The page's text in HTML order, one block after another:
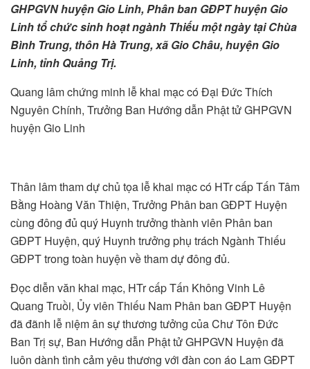
GHPGVN huyện Gio Linh, Phân ban GĐPT huyện Gio
Linh tổ chức sinh hoạt ngành Thiếu một ngày tại Chùa
Bình Trung, thôn Hà Trung, xã Gio Châu, huyện Gio
Linh, tỉnh Quảng Trị.
Quang lâm chứng minh lễ khai mạc có Đại Đức Thích
Nguyên Chính, Trưởng Ban Hướng dẫn Phật tử GHPGVN
huyện Gio Linh
Thân lâm tham dự chủ tọa lễ khai mạc có HTr cấp Tấn Tâm
Bằng Hoàng Văn Thiện, Trưởng Phân ban GĐPT Huyện
cùng đông đủ quý Huynh trưởng thành viên Phân ban
GĐPT Huyện, quý Huynh trưởng phụ trách Ngành Thiếu
GĐPT trong toàn huyện về tham dự đông đủ.
Đọc diễn văn khai mạc, HTr cấp Tấn Không Vinh Lê
Quang Truồi, Ủy viên Thiếu Nam Phân ban GĐPT Huyện
đã đãnh lễ niệm ân sự thương tưởng của Chư Tôn Đức
Ban Trị sự, Ban Hướng dẫn Phật tử GHPGVN Huyện đã
luôn dành tình cảm yêu thương với đàn con áo Lam GĐPT